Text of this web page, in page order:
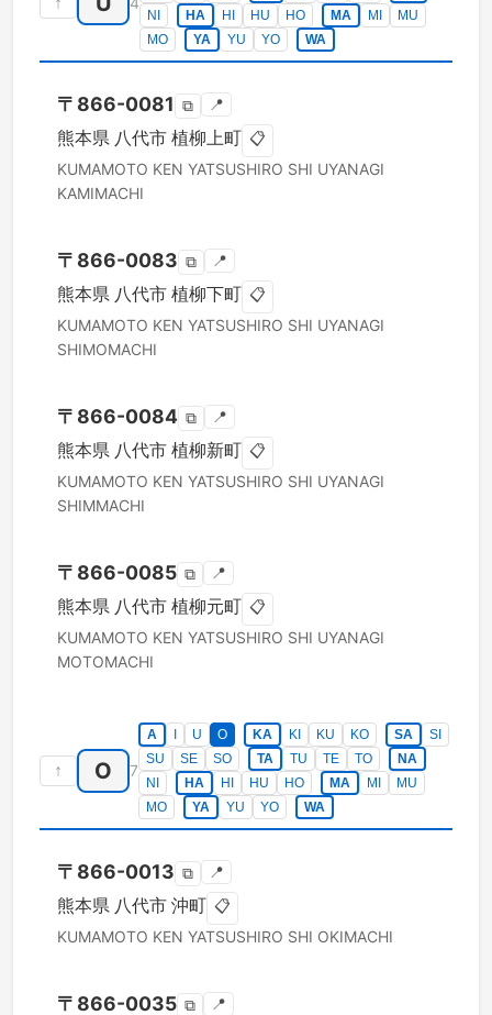
NI
HA HI HU HO MA MI
MU
MO
YA YU YO WA
〒 866-0081 ⧉ 📍
熊本県 八代市 植柳上町 📋
KUMAMOTO KEN YATSUSHIRO SHI UYANAGI
KAMIMACHI
〒 866-0083 ⧉ 📍
熊本県 八代市 植柳下町 📋
KUMAMOTO KEN YATSUSHIRO SHI UYANAGI
SHIMOMACHI
〒 866-0084 ⧉ 📍
熊本県 八代市 植柳新町 📋
KUMAMOTO KEN YATSUSHIRO SHI UYANAGI
SHIMMACHI
〒 866-0085 ⧉ 📍
熊本県 八代市 植柳元町 📋
KUMAMOTO KEN YATSUSHIRO SHI UYANAGI
MOTOMACHI
↑ O 7
A U O KA KI KU KO SA
SI
SU
SE SO TA TU TE TO
NA
NI
HA HI HU HO MA MI
MU
MO
YA YU YO WA
〒 866-0013 ⧉ 📍
熊本県 八代市 沖町 📋
KUMAMOTO KEN YATSUSHIRO SHI OKIMACHI
〒 866-0035 ⧉ 📍